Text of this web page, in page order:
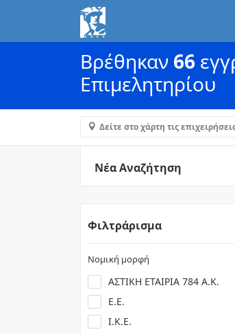
Βρέθηκαν 66
Επιμελητηρίου
Δείτε στο χάρτη τις
Νέα Αναζήτηση
Φιλτράρισμα
Νομική μορφή
ΑΣΤΙΚΗ ΕΤΑΙΡΙΑ 784 Α.Κ.
Ε.Ε.
Ι.Κ.Ε.